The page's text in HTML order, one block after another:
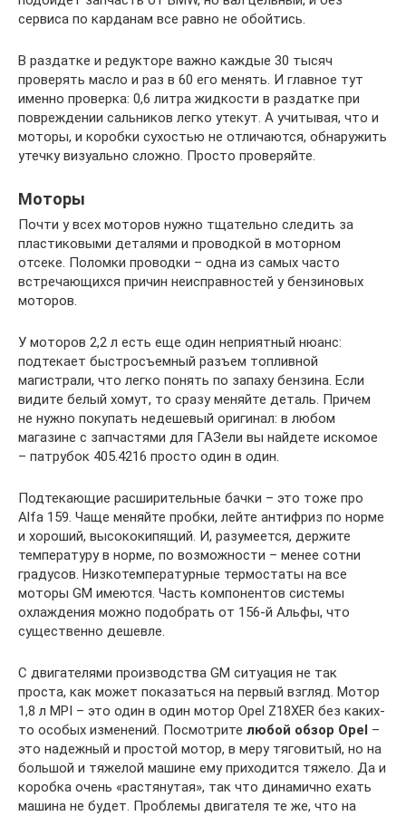
сервиса по карданам все равно не обойтись.
В раздатке и редукторе важно каждые 30 тысяч
проверять масло и раз в 60 его менять. И главное тут
именно проверка: 0,6 литра жидкости в раздатке при
повреждении сальников легко утекут. А учитывая, что и
моторы, и коробки сухостью не отличаются, обнаружить
утечку визуально сложно. Просто проверяйте.
Моторы
Почти у всех моторов нужно тщательно следить за
пластиковыми деталями и проводкой в моторном
отсеке. Поломки проводки – одна из самых часто
встречающихся причин неисправностей у бензиновых
моторов.
У моторов 2,2 л есть еще один неприятный нюанс:
подтекает быстросъемный разъем топливной
магистрали, что легко понять по запаху бензина. Если
видите белый хомут, то сразу меняйте деталь. Причем
не нужно покупать недешевый оригинал: в любом
магазине с запчастями для ГАЗели вы найдете искомое
– патрубок 405.4216 просто один в один.
Подтекающие расширительные бачки – это тоже про
Alfa 159. Чаще меняйте пробки, лейте антифриз по норме
и хороший, высококипящий. И, разумеется, держите
температуру в норме, по возможности – менее сотни
градусов. Низкотемпературные термостаты на все
моторы GM имеются. Часть компонентов системы
охлаждения можно подобрать от 156-й Альфы, что
существенно дешевле.
С двигателями производства GM ситуация не так
проста, как может показаться на первый взгляд. Мотор
1,8 л MPI – это один в один мотор Opel Z18XER без каких-
то особых изменений. Посмотрите любой обзор Opel –
это надежный и простой мотор, в меру тяговитый, но на
большой и тяжелой машине ему приходится тяжело. Да и
коробка очень «растянутая», так что динамично ехать
машина не будет. Проблемы двигателя те же, что на